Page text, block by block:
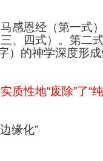
感恩经（第一式
、四式）。第二
）的神学深度形
质性地“废除”了“
缘化”